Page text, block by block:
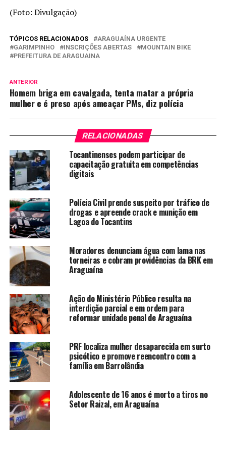
(Foto: Divulgação)
TÓPICOS RELACIONADOS
ARAGUAÍNA URGENTE
GARIMPINHO
INSCRIÇÕES ABERTAS
MOUNTAIN BIKE
PREFEITURA DE ARAGUAINA
ANTERIOR
Homem briga em cavalgada, tenta matar a própria
mulher e é preso após ameaçar PMs, diz polícia
RELACIONADAS
Tocantinenses podem participar de
capacitação gratuita em competências
digitais
Polícia Civil prende suspeito por tráfico de
drogas e apreende crack e munição em
Lagoa do Tocantins
Moradores denunciam água com lama nas
torneiras e cobram providências da BRK em
Araguaína
Ação do Ministério Público resulta na
interdição parcial e em ordem para
reformar unidade penal de Araguaína
PRF localiza mulher desaparecida em surto
psicótico e promove reencontro com a
família em Barrolândia
Adolescente de 16 anos é morto a tiros no
Setor Raizal, em Araguaína